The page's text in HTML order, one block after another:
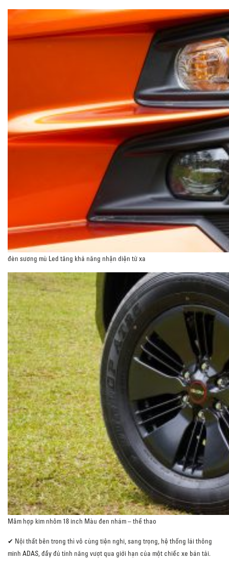
đèn sương mù Led tăng khả năng nhận diện từ xa
Mâm hợp kim nhôm 18 inch Màu đen nhám – thể thao
✔ Nội thất bên trong thì vô cùng tiện nghi, sang trọng, hệ thống lái thông
minh ADAS, đầy đủ tính năng vượt qua giới hạn của một chiếc xe bán tải.